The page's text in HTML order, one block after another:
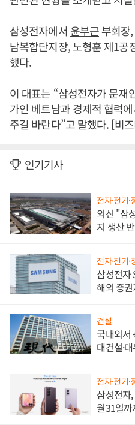
삼성전자에서 윤부근부회장
남복합단지장, 노형훈 제1공
했다.
이 대표는 “삼성전자가 문재
가인 베트남과 경제적 협력
주길 바란다”고 말했다. [비
인기기사
전자·전기·
외신 "삼
지 생산
전자·전기·
삼성전자
해외 증
건설
국내외서
대건설·
전자·전기·
삼성전자
월31일까